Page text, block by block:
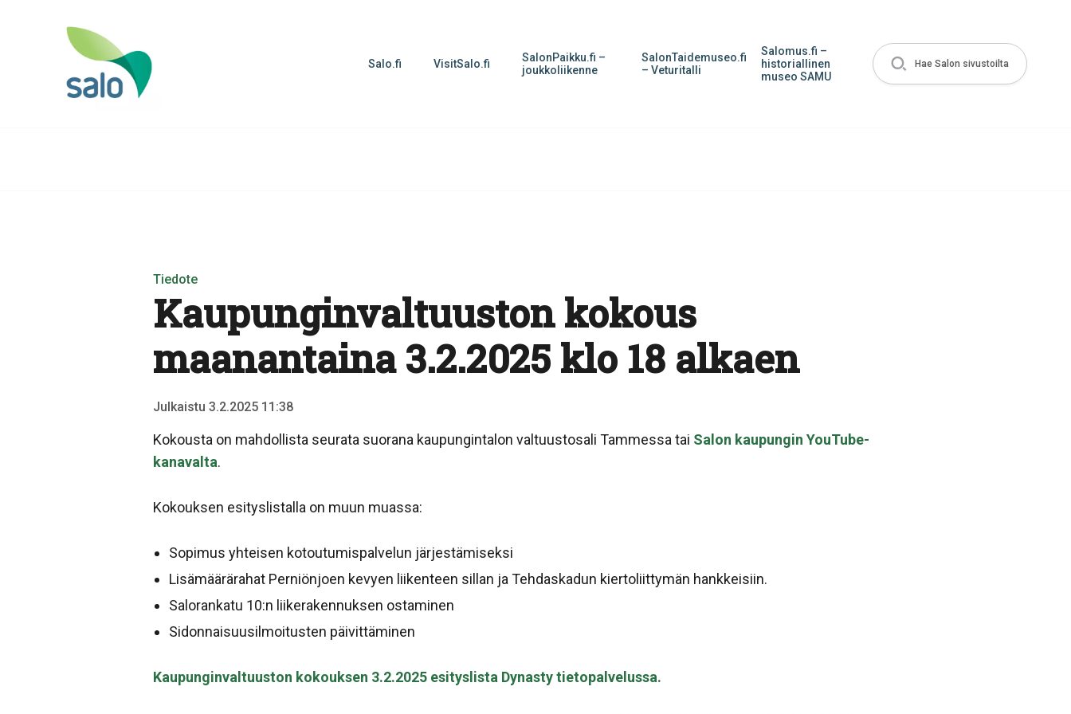
Salo.fi VisitSalo.fi
SalonPaikku.fi –
joukkoliikenne
SalonTaidemuseo.fi
– Veturitalli
Salomus.fi –
historiallinen
museo SAMU
Hae Salon sivustoilta
Tiedote
Kaupunginvaltuuston kokous
maanantaina 3.2.2025 klo 18 alkaen
Julkaistu 3.2.2025 11:38
Kokousta on mahdollista seurata suorana kaupungintalon valtuustosali Tammessa tai Salon kaupungin YouTube-
kanavalta.
Kokouksen esityslistalla on muun muassa:
Sopimus yhteisen kotoutumispalvelun järjestämiseksi
Lisämäärärahat Perniönjoen kevyen liikenteen sillan ja Tehdaskadun kiertoliittymän hankkeisiin.
Salorankatu 10:n liikerakennuksen ostaminen
Sidonnaisuusilmoitusten päivittäminen
Kaupunginvaltuuston kokouksen 3.2.2025 esityslista Dynasty tietopalvelussa.